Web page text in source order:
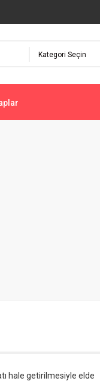
hale getirilmesiyle elde